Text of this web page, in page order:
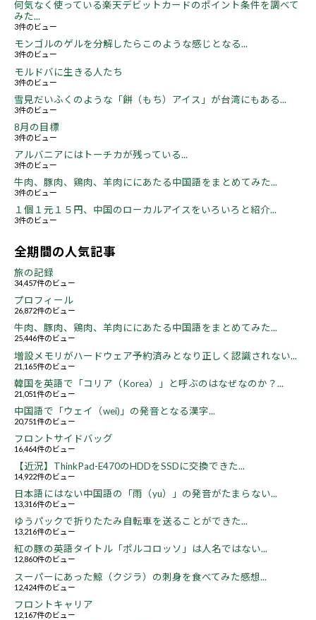
何気なく使っている楽天デビットカードのポイント条件を調べて
みた...
3件のビュー
モンゴルのゲルを分解したらこのような感じとなる...
3件のビュー
モルドバに生きる人たち
3件のビュー
雪見だいふくのような「餅（もち）アイス」が台湾にもある...
3件のビュー
8月の目標
3件のビュー
アルバニアにはトーチカが残っている...
3件のビュー
牛肉、豚肉、鶏肉、羊肉ににあたる中国語をまとめてみた...
3件のビュー
１個１元１５円、中国のローカルアイスをいろいろと紹介...
3件のビュー
全期間の人気記事
旅の記録
34,457件のビュー
プロフィール
26,872件のビュー
牛肉、豚肉、鶏肉、羊肉ににあたる中国語をまとめてみた...
25,446件のビュー
増設メモリがハードウェア予約済みとなり正しく認識されない...
21,165件のビュー
韓国を英語で「コリア（Korea）」と呼ぶのはなぜなのか？...
21,051件のビュー
中国語で「ウェイ（wei)」の発音となる漢字...
20,751件のビュー
フロントサイドバッグ
16,464件のビュー
【近況】ThinkPad-E470のHDDをSSDに交換できた...
14,922件のビュー
日本語にはない中国語の「雨（yu）」の発音がたまらない...
13,316件のビュー
ゆうパックで折りたたみ自転車を送ることができた...
13,216件のビュー
紅の豚の英語タイトル「ポルコロッソ」は人名ではない...
12,860件のビュー
スーパーにあった鯨（クジラ）の刺身を食べてみた感想...
12,424件のビュー
フロントキャリア
12,167件のビュー